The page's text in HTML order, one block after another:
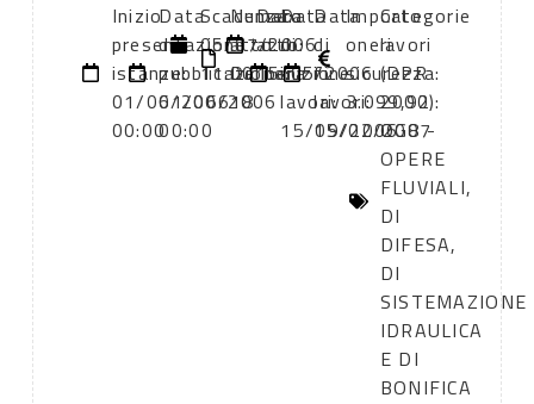
Inizio
presentazione
istanze:
01/06/2006
00:00
Data
di
pubblicazione:
01/06/2006
00:00
Scadenza:
05/07/2006
11:00
Numero
atto:
Delibera
18
Data
atto:
15/05/2006
Data
di
inizio
lavori:
15/09/2006
Data
di
fine
lavori:
15/02/2007
Importo
oneri
sicurezza:
3.099,92
Categorie
lavori
(DPR
2000):
OG8 -
OPERE
FLUVIALI,
DI
DIFESA,
DI
SISTEMAZIONE
IDRAULICA
E DI
BONIFICA